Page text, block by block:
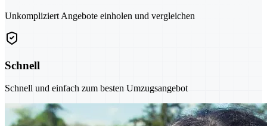
Unkompliziert Angebote einholen und vergleichen
Schnell
Schnell und einfach zum besten Umzugsangebot